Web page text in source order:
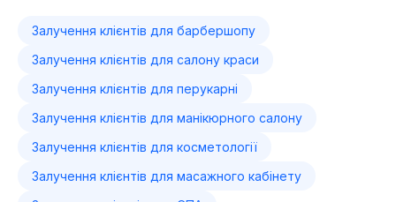
Залучення клієнтів для барбершопу
Залучення клієнтів для салону краси
Залучення клієнтів для перукарні
Залучення клієнтів для манікюрного салону
Залучення клієнтів для косметології
Залучення клієнтів для масажного кабінету